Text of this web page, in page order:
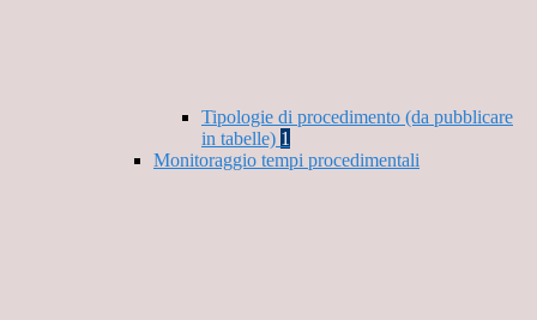
Tipologie di procedimento (da pubblicare
in tabelle) 1
Monitoraggio tempi procedimentali